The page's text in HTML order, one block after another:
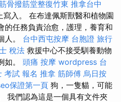
骨撥筋堂整復竹東 推拿台中
入。 在布達佩斯獸醫和植物園
的任務負責治愈，護理，養育和
人。 台中西屯按摩 台胞證 旅行
稅法 救援中心不接受馴養動物
如。 頭痛 按摩 wordpress 台
考試 報名 推拿 筋師傅 烏日按
保證第一頁 狗，一隻貓，可能
我們認為這是一個具有文件夾